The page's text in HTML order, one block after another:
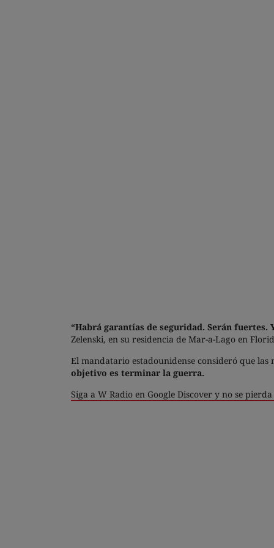
“Habrá garantías de seguridad. Serán
Zelenski, en su residencia de Mar-a-Lago en
El mandatario estadounidense consideró que las
objetivo es terminar la guerra.
Siga a W Radio en Google Discover y no se